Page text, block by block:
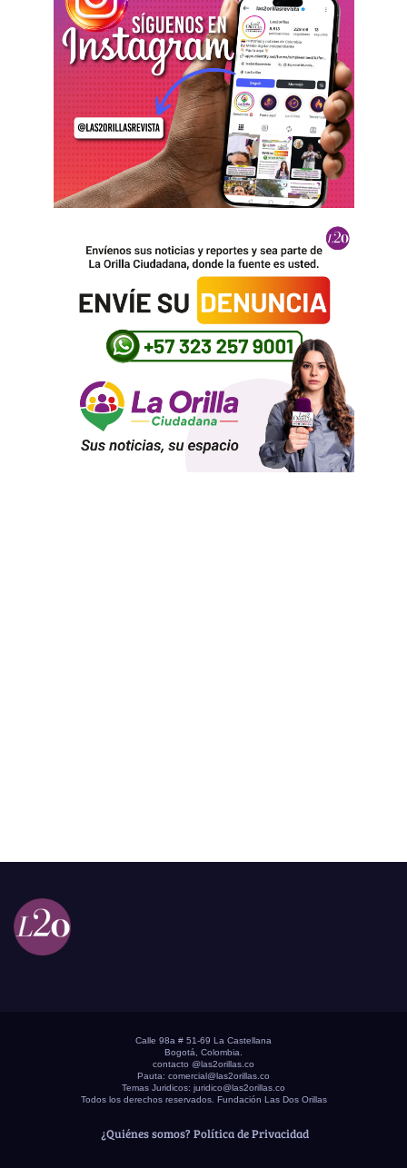
Calle 98a # 51-69 La Castellana
Bogotá, Colombia.
contacto @las2orillas.co
Pauta: comercial@las2orillas.co
Temas Juridicos: juridico@las2orillas.co
Todos los derechos reservados. Fundación Las Dos Orillas
¿Quiénes somos? Política de Privacidad